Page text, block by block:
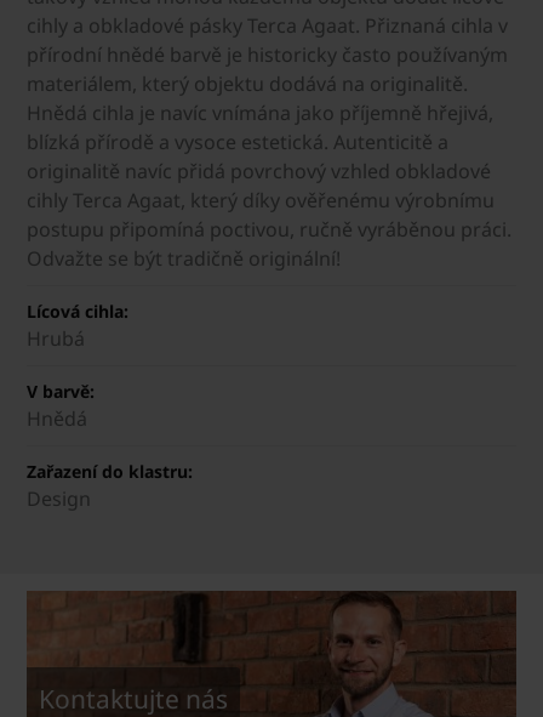
cihly a obkladové pásky Terca Agaat. Přiznaná cihla v
přírodní hnědé barvě je historicky často používaným
materiálem, který objektu dodává na originalitě.
Hnědá cihla je navíc vnímána jako příjemně hřejivá,
blízká přírodě a vysoce estetická. Autenticitě a
originalitě navíc přidá povrchový vzhled obkladové
cihly Terca Agaat, který díky ověřenému výrobnímu
postupu připomíná poctivou, ručně vyráběnou práci.
Odvažte se být tradičně originální!
Lícová cihla:
Hrubá
V barvě:
Hnědá
Zařazení do klastru:
Design
Kontaktujte nás